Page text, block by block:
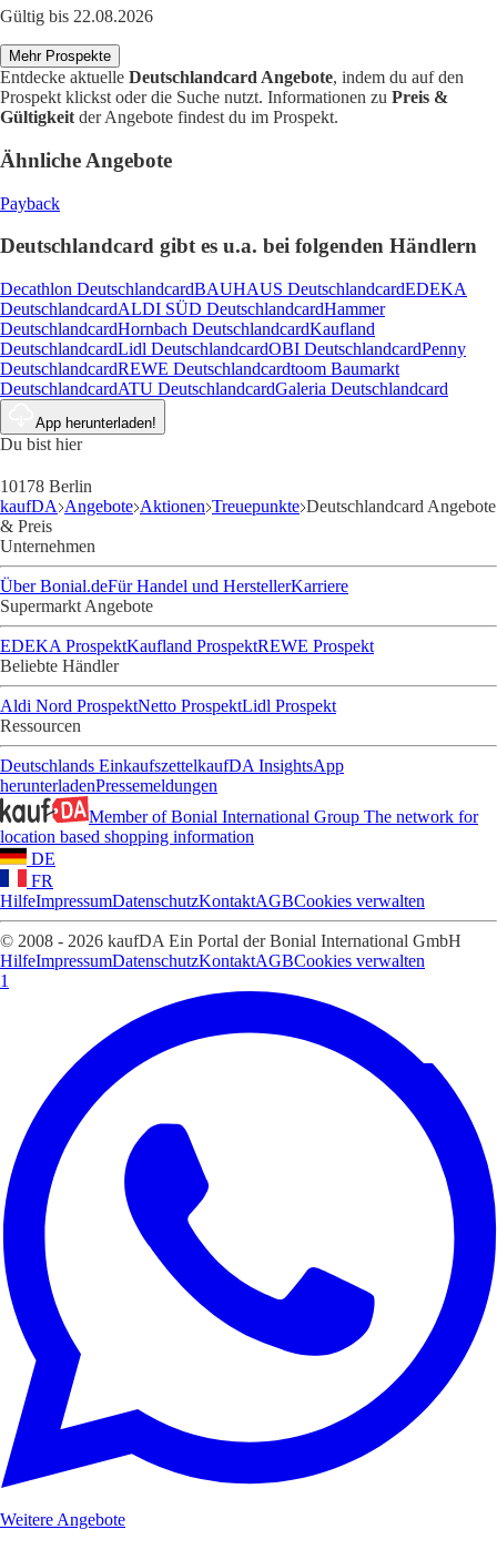
Gültig bis 22.08.2026
Mehr Prospekte
Entdecke aktuelle Deutschlandcard Angebote, indem du auf den
Prospekt klickst oder die Suche nutzt. Informationen zu Preis &
Gültigkeit der Angebote findest du im Prospekt.
Ähnliche Angebote
Payback
Deutschlandcard gibt es u.a. bei folgenden Händlern
Decathlon DeutschlandcardBAUHAUS DeutschlandcardEDEKA
DeutschlandcardALDI SÜD DeutschlandcardHammer
DeutschlandcardHornbach DeutschlandcardKaufland
DeutschlandcardLidl DeutschlandcardOBI DeutschlandcardPenny
DeutschlandcardREWE Deutschlandcardtoom Baumarkt
DeutschlandcardATU DeutschlandcardGaleria Deutschlandcard
App herunterladen!
Du bist hier
10178 Berlin
kaufDA Angebote Aktionen Treuepunkte Deutschlandcard Angebote
& Preis
Unternehmen
Über Bonial.deFür Handel und HerstellerKarriere
Supermarkt Angebote
EDEKA ProspektKaufland ProspektREWE Prospekt
Beliebte Händler
Aldi Nord ProspektNetto ProspektLidl Prospekt
Ressourcen
Deutschlands EinkaufszettelkaufDA InsightsApp
herunterladenPressemeldungen
Member of Bonial International Group The network for
location based shopping information
DE
FR
HilfeImpressumDatenschutzKontaktAGBCookies verwalten
© 2008 - 2026 kaufDA Ein Portal der Bonial International GmbH
HilfeImpressumDatenschutzKontaktAGBCookies verwalten
1
Weitere Angebote